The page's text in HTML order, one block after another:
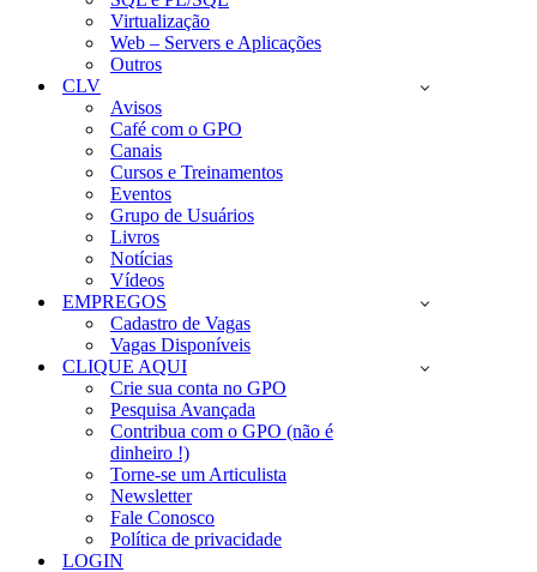
Virtualização
Web – Servers e Aplicações
Outros
CLV
Avisos
Café com o GPO
Canais
Cursos e Treinamentos
Eventos
Grupo de Usuários
Livros
Notícias
Vídeos
EMPREGOS
Cadastro de Vagas
Vagas Disponíveis
CLIQUE AQUI
Crie sua conta no GPO
Pesquisa Avançada
Contribua com o GPO (não é
dinheiro !)
Torne-se um Articulista
Newsletter
Fale Conosco
Política de privacidade
LOGIN